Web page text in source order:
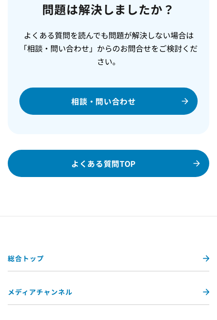
問題は解決しましたか？
よくある質問を読んでも問題が解決しない場合は
「相談・問い合わせ」からのお問合せをご検討くだ
さい。
相談・問い合わせ
よくある質問TOP
総合トップ
メディアチャンネル